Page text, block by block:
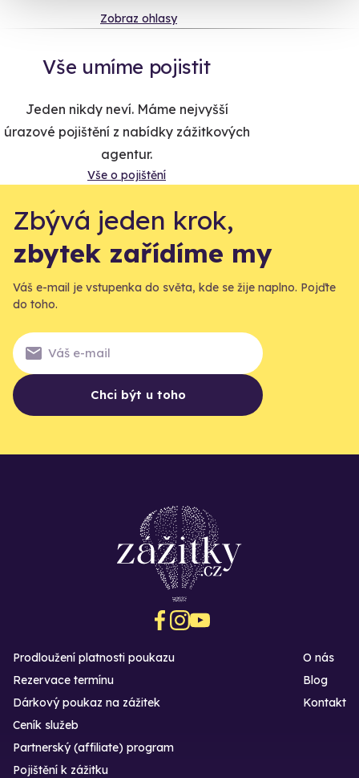
Zobraz ohlasy
Vše umíme pojistit
Jeden nikdy neví. Máme nejvyšší
úrazové pojištění z nabídky zážitkových
agentur.
Vše o pojištění
Zbývá jeden krok,
zbytek zařídíme my
Váš e-mail je vstupenka do světa, kde se žije naplno. Pojďte
do toho.
Chci být u toho
Prodloužení platnosti poukazu
Rezervace termínu
Dárkový poukaz na zážitek
O nás
Blog
Kontakt
Ceník služeb
Partnerský (affiliate) program
Pojištění k zážitku